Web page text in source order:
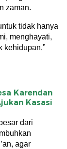
zaman.
tidak hanya
menghayati,
kehidupan,”
Karendan
Kasasi
dari
agar